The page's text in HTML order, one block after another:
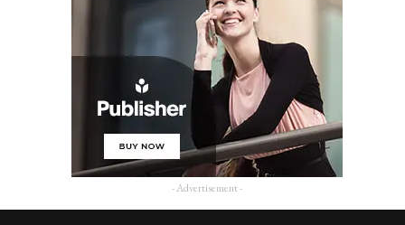
- Advertisement -